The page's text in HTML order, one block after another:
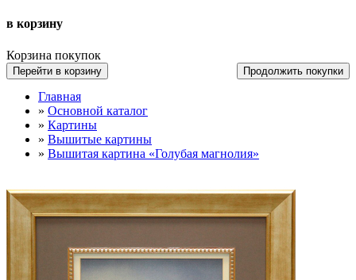
в корзину
Корзина покупок
Перейти в корзину Продолжить покупки
Главная
» Основной каталог
» Картины
» Вышитые картины
» Вышитая картина «Голубая магнолия»